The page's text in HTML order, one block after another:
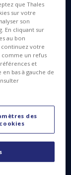
de services
le cadre de
des images
quelles que
Parmi les
citons
de terrain, la
en eau et
le premier
qui lui
que Thales
sur votre
son
En cliquant sur
au bon
votre
comme un refus
et
bas à gauche de
des
cookies